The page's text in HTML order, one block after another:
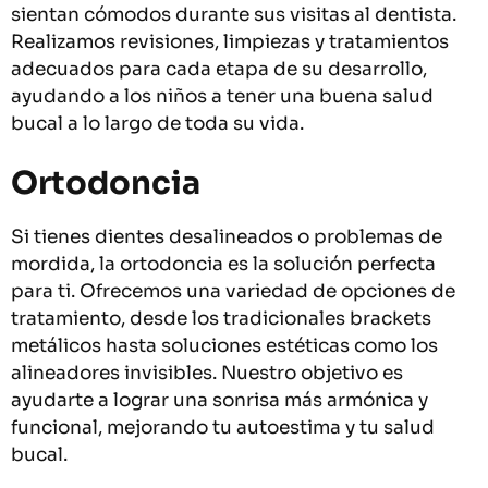
sientan cómodos durante sus visitas al dentista.
Realizamos revisiones, limpiezas y tratamientos
adecuados para cada etapa de su desarrollo,
ayudando a los niños a tener una buena salud
bucal a lo largo de toda su vida.
Ortodoncia
Si tienes dientes desalineados o problemas de
mordida, la ortodoncia es la solución perfecta
para ti. Ofrecemos una variedad de opciones de
tratamiento, desde los tradicionales brackets
metálicos hasta soluciones estéticas como los
alineadores invisibles. Nuestro objetivo es
ayudarte a lograr una sonrisa más armónica y
funcional, mejorando tu autoestima y tu salud
bucal.